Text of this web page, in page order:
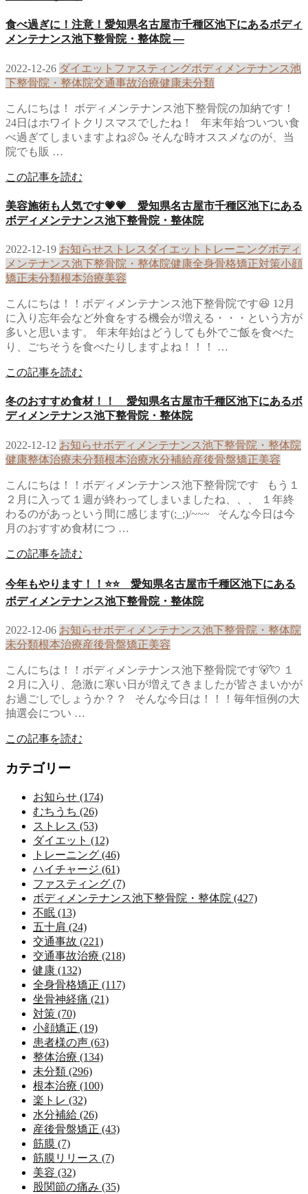
食べ過ぎに！注意！愛知県名古屋市千種区池下にあるボディ
メンテナンス池下整骨院・整体院 —
2022-12-26 ダイエット ファスティングボディメンテナンス池
下整骨院・整体院交通事故治療健康未分類
こんにちは！ ボディメンテナンス池下整骨院の加納です！
24日はホワイトクリスマスでしたね！ 年末年始ついつい食
べ過ぎてしまいますよね🍖🍶 そんな時オススメなのが、当
院でも販 …
この記事を読む
美容施術も人気です💗💗 愛知県名古屋市千種区池下にある
ボディメンテナンス池下整骨院・整体院
2022-12-19 お知らせストレス ダイエット トレーニングボディ
メンテナンス池下整骨院・整体院健康全身骨格矯正対策小顔
矯正未分類根本治療美容
こんにちは！！ボディメンテナンス池下整骨院です😆 12月
に入り忘年会など外食をする機会が増える・・・という方が
多いと思います。 年末年始はどうしても外でご飯を食べた
り、ごちそうを食べたりしますよね！！！ …
この記事を読む
冬のおすすめ食材！！ 愛知県名古屋市千種区池下にあるボ
ディメンテナンス池下整骨院・整体院
2022-12-12 お知らせボディメンテナンス池下整骨院・整体院
健康整体治療未分類根本治療水分補給産後骨盤矯正美容
こんにちは！！ボディメンテナンス池下整骨院です もう１
２月に入って１週が終わってしまいましたね、、、 １年終
わるのがあっという間に感じます(;_;)/~~~ そんな今日は今
月のおすすめ食材につ …
この記事を読む
今年もやります！！⭐⭐ 愛知県名古屋市千種区池下にある
ボディメンテナンス池下整骨院・整体院
2022-12-06 お知らせボディメンテナンス池下整骨院・整体院
未分類根本治療産後骨盤矯正美容
こんにちは！！ボディメンテナンス池下整骨院です🐻💘 １
２月に入り、急激に寒い日が増えてきましたが皆さまいかが
お過ごしでしょうか？？ そんな今日は！！！毎年恒例の大
抽選会につい …
この記事を読む
カテゴリー
お知らせ (174)
むちうち (26)
ストレス (53)
ダイエット (12)
トレーニング (46)
ハイチャージ (61)
ファスティング (7)
ボディメンテナンス池下整骨院・整体院 (427)
不眠 (13)
五十肩 (24)
交通事故 (221)
交通事故治療 (218)
健康 (132)
全身骨格矯正 (117)
坐骨神経痛 (21)
対策 (70)
小顔矯正 (19)
患者様の声 (63)
整体治療 (134)
未分類 (296)
根本治療 (100)
楽トレ (32)
水分補給 (26)
産後骨盤矯正 (43)
筋膜 (7)
筋膜リリース (7)
美容 (32)
股関節の痛み (35)